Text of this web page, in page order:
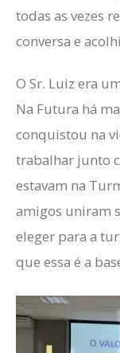
todas as vezes
conversa e
O Sr. Luiz era
Na Futura há
conquistou na
trabalhar junto
estavam na
amigos uniram
eleger para a
que essa é a